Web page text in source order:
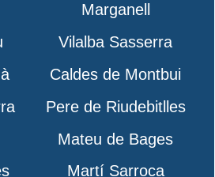
Marganell
Vilalba Sasserra
Caldes de Montbui
Pere de Riudebitlles
Mateu de Bages
Martí Sarroca